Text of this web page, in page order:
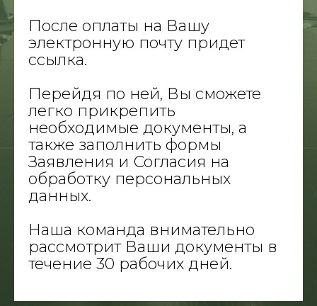
После оплаты на Вашу
электронную почту придет
ссылка.
Перейдя по ней, Вы сможете
легко прикрепить
необходимые документы, а
также заполнить формы
Заявления и Согласия на
обработку персональных
данных.
Наша команда внимательно
рассмотрит Ваши документы в
течение 30 рабочих дней.